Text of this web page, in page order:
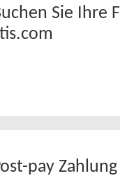
Sie Ihre
pay